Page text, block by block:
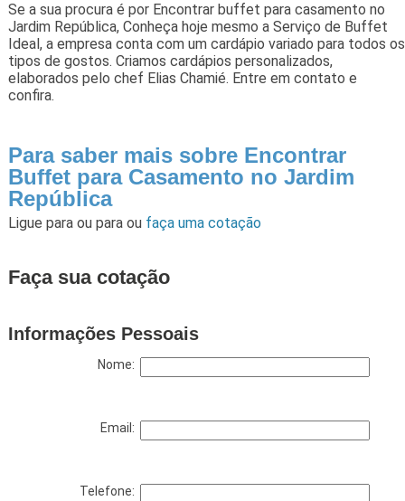
Se a sua procura é por Encontrar buffet para casamento no
Jardim República, Conheça hoje mesmo a Serviço de Buffet
Ideal, a empresa conta com um cardápio variado para todos os
tipos de gostos. Criamos cardápios personalizados,
elaborados pelo chef Elias Chamié. Entre em contato e
confira.
Para saber mais sobre Encontrar
Buffet para Casamento no Jardim
República
Ligue para ou para ou faça uma cotação
Faça sua cotação
Informações Pessoais
Nome:
Email:
Telefone: